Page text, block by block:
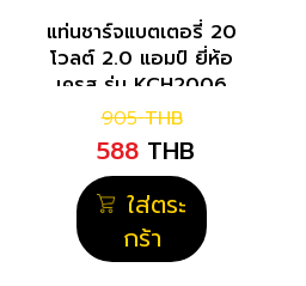
แท่นชาร์จแบตเตอรี่ 20
โวลต์ 2.0 แอมป์ ยี่ห้อ
เครส รุ่น KCH2006
905 THB
588 THB
ใส่ตระ
กร้า